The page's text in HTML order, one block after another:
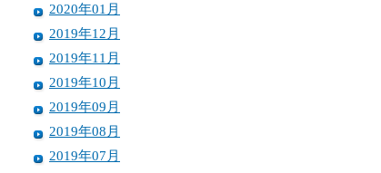
2020年01月
2019年12月
2019年11月
2019年10月
2019年09月
2019年08月
2019年07月